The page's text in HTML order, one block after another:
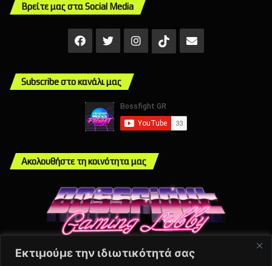
Εκτιμούμε την ιδιωτικότητά σας
Βρείτε μας στα Social Media
Facebook
X InstagramTikTokMail
Subscribe στο κανάλι μας
Ακολουθήστε τη κοινότητα μας